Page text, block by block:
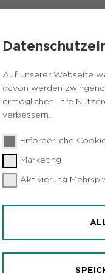
Auf unserer Webseite
davon werden
ermöglichen, Ihre
verbessern.
Erforderliche
Marketing
Aktivierung
-
STEIG